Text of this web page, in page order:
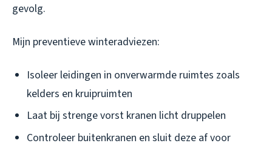
gevolg.
Mijn preventieve winteradviezen:
Isoleer leidingen in onverwarmde ruimtes zoals
kelders en kruipruimten
Laat bij strenge vorst kranen licht druppelen
Controleer buitenkranen en sluit deze af voor